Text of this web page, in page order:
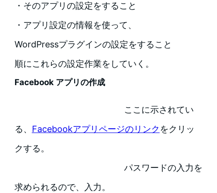
・そのアプリの設定をすること
・アプリ設定の情報を使って、
WordPressプラグインの設定をすること
順にこれらの設定作業をしていく。
Facebook アプリの作成
ここに示されてい
る、 Facebookアプリページのリンク をクリッ
クする。
パスワードの入力を
求められるので、入力。